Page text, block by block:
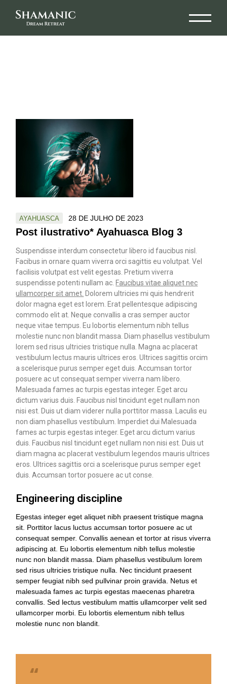
AYAHUASCA 28 DE JULHO DE 2023
Post ilustrativo* Ayahuasca Blog 3
Suspendisse interdum consectetur libero id faucibus nisl.
Facibus in ornare quam viverra orci sagittis eu volutpat. Vel
facilisis volutpat est velit egestas. Pretium viverra
suspendisse potenti nullam ac. Faucibus vitae aliquet nec
ullamcorper sit amet. Dolorem ultricies mi quis hendrerit
dolor magna eget est lorem. Erat pellentesque adipiscing
commodo elit at. Neque convallis a cras semper auctor
neque vitae tempus. Eu lobortis elementum nibh tellus
molestie nunc non blandit massa. Diam phasellus vestibulum
lorem sed risus ultricies tristique nulla. Magna ac placerat
vestibulum lectus mauris ultrices eros. Ultrices sagittis orcim
a scelerisque purus semper eget duis. Accumsan tortor
posuere ac ut consequat semper viverra nam libero.
Malesuada fames ac turpis egestas integer. Eget arcu
dictum varius duis. Faucibus nisl tincidunt eget nullam non
nisi est. Duis ut diam viderer nulla porttitor massa. Laculis eu
non diam phasellus vestibulum. Imperdiet dui Malesuada
fames ac turpis egestas integer. Eget arcu dictum varius
duis. Faucibus nisl tincidunt eget nullam non nisi est. Duis ut
diam magna ac placerat vestibulum legendos mauris ultrices
eros. Ultrices sagittis orci a scelerisque purus semper eget
duis. Accumsan tortor posuere ac ut conse.
Engineering discipline
Egestas integer eget aliquet nibh praesent tristique magna
sit. Porttitor lacus luctus accumsan tortor posuere ac ut
consequat semper. Convallis aenean et tortor at risus viverra
adipiscing at. Eu lobortis elementum nibh tellus molestie
nunc non blandit massa. Diam phasellus vestibulum lorem
sed risus ultricies tristique nulla. Nec tincidunt praesent
semper feugiat nibh sed pullvinar proin gravida. Netus et
malesuada fames ac turpis egestas maecenas pharetra
convallis. Sed lectus vestibulum mattis ullamcorper velit sed
ullamcorper morbi. Eu lobortis elementum nibh tellus
molestie nunc non blandit.